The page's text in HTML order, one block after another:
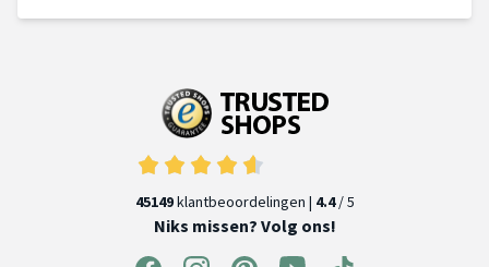
45149klantbeoordelingen | 4.4/ 5
Niks missen? Volg ons!